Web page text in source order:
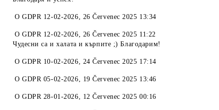
OGDPR 12-02-2026, 26 Červenec 2025 13:34
OGDPR 12-02-2026, 26 Červenec 2025 11:22
Чудесни са и халата и кърпите ;) Благодарим!
OGDPR 10-02-2026, 24 Červenec 2025 17:14
OGDPR 05-02-2026, 19 Červenec 2025 13:46
OGDPR 28-01-2026, 12 Červenec 2025 00:16